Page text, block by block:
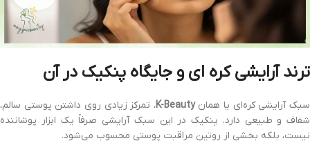
ترند آرایشی کره‌ ای و جایگاه پنکیک در آن
سبک آرایشی کره‌ای یا همانK-Beauty، تمرکز زیادی روی داشتن پوستی سالم،
شفاف و طبیعی دارد. پنکیک در این سبک آرایشی صرفاً یک ابزار پوشاننده
نیست، بلکه بخشی از روتین مراقبت پوستی محسوب می‌شود.